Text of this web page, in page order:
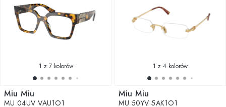
1 z 7 kolorów
Miu Miu
MU 04UV VAU1O1
1 z 4 kolorów
Miu Miu
MU 50YV 5AK1O1